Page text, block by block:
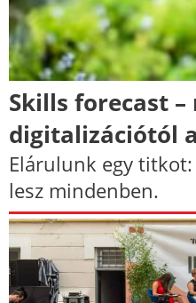
Skills forecast
digitalizációtól
Elárulunk egy titkot:
lesz mindenben.